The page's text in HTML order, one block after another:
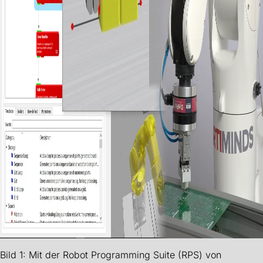
Bild 1: Mit der Robot Programming Suite (RPS) von